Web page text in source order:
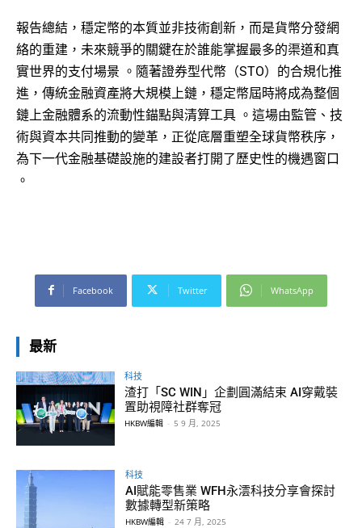
報告總結，穩定幣的本質並非技術創新，而是貨幣分發網
絡的重建，未來競爭的關鍵在於誰能掌握最多的渠道和真
實世界的支付場景 。隨著證券型代幣（STO）的合規化推
進，傳統金融資產將大規模上鏈，穩定幣屆時將成為整個
鏈上金融體系的流動性錨點與清算工具 。這場由監管、技
術與資本共同推動的變革，正從底層重塑全球貨幣秩序，
為下一代金融基礎設施的建設者打開了歷史性的機遇窗口
。
Facebook Twitter WhatsApp
最新
科技
渣打「SC WIN」企劃圓滿結束 AI穿戴裝
置助視障社群奪冠
HKBW編輯 - 5 9 月, 2025
科技
AI賦能零售業 WFH永澐科技分享會探討
數據轉型新策略
HKBW編輯 - 24 7 月, 2025